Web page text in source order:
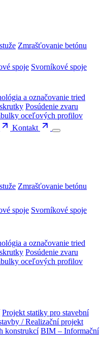
Zmrašťovanie betónu
spoje Svorníkové spoje
a označovanie tried
Posúdenie zvaru
oceľových profilov
Kontakt
Zmrašťovanie betónu
spoje Svorníkové spoje
a označovanie tried
Posúdenie zvaru
oceľových profilov
Projekt statiky pro stavební
/ Realizační projekt
konstrukcí BIM – Informační